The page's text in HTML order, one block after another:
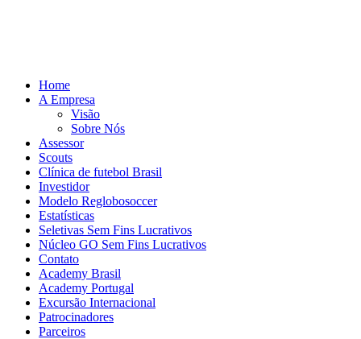
Home
A Empresa
Visão
Sobre Nós
Assessor
Scouts
Clínica de futebol Brasil
Investidor
Modelo Reglobosoccer
Estatísticas
Seletivas Sem Fins Lucrativos
Núcleo GO Sem Fins Lucrativos
Contato
Academy Brasil
Academy Portugal
Excursão Internacional
Patrocinadores
Parceiros